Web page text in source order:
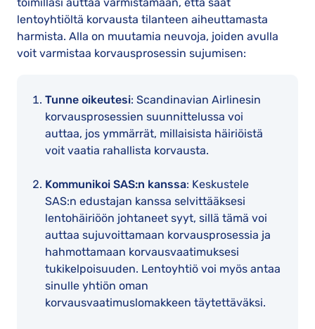
lentoyhtiöltä korvausta tilanteen aiheuttamasta
harmista. Alla on muutamia neuvoja, joiden avulla
voit varmistaa korvausprosessin sujumisen:
Tunne oikeutesi: Scandinavian Airlinesin
korvausprosessien suunnittelussa voi
auttaa, jos ymmärrät, millaisista häiriöistä
voit vaatia rahallista korvausta.
Kommunikoi SAS:n kanssa: Keskustele
SAS:n edustajan kanssa selvittääksesi
lentohäiriöön johtaneet syyt, sillä tämä voi
auttaa sujuvoittamaan korvausprosessia ja
hahmottamaan korvausvaatimuksesi
tukikelpoisuuden. Lentoyhtiö voi myös antaa
sinulle yhtiön oman
korvausvaatimuslomakkeen täytettäväksi.